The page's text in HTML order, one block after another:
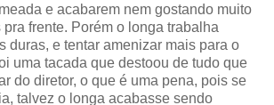
e acabarem nem gostando muito
frente. Porém o longa trabalha
duras, e tentar amenizar mais para o
uma tacada que destoou de tudo que
do diretor, o que é uma pena, pois se
talvez o longa acabasse sendo